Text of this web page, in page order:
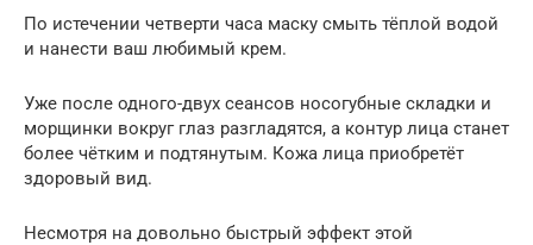
По истечении четверти часа маску смыть тёплой водой
и нанести ваш любимый крем.
Уже после одного-двух сеансов носогубные складки и
морщинки вокруг глаз разгладятся, а контур лица станет
более чётким и подтянутым. Кожа лица приобретёт
здоровый вид.
Несмотря на довольно быстрый эффект этой